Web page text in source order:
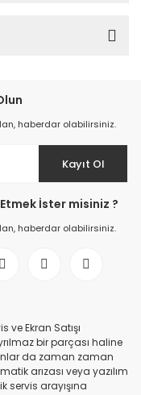
haberdar olabilirsiniz.
Kayıt Ol
İster misiniz ?
haberdar olabilirsiniz.
ve Ekran Satışı
bir parçası haline
da zaman zaman
arızası veya yazılım
servis arayışına